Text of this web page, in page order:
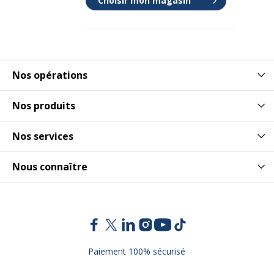
Nos opérations
Nos produits
Nos services
Nous connaître
Paiement 100% sécurisé